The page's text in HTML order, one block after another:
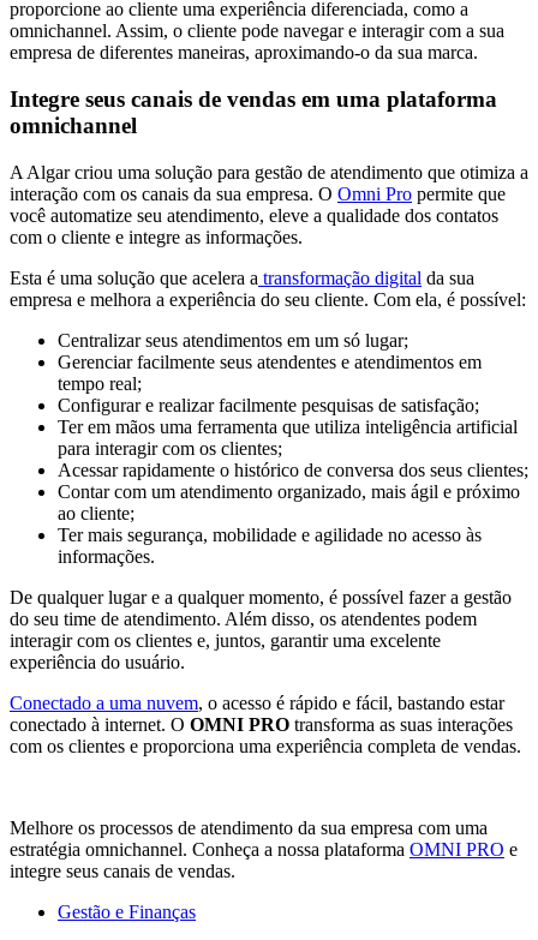
proporcione ao cliente uma experiência diferenciada, como a
omnichannel. Assim, o cliente pode navegar e interagir com a sua
empresa de diferentes maneiras, aproximando-o da sua marca.
Integre seus canais de vendas em uma plataforma
omnichannel
A Algar criou uma solução para gestão de atendimento que otimiza a
interação com os canais da sua empresa. O Omni Pro permite que
você automatize seu atendimento, eleve a qualidade dos contatos
com o cliente e integre as informações.
Esta é uma solução que acelera a transformação digital da sua
empresa e melhora a experiência do seu cliente. Com ela, é possível:
Centralizar seus atendimentos em um só lugar;
Gerenciar facilmente seus atendentes e atendimentos em
tempo real;
Configurar e realizar facilmente pesquisas de satisfação;
Ter em mãos uma ferramenta que utiliza inteligência artificial
para interagir com os clientes;
Acessar rapidamente o histórico de conversa dos seus clientes;
Contar com um atendimento organizado, mais ágil e próximo
ao cliente;
Ter mais segurança, mobilidade e agilidade no acesso às
informações.
De qualquer lugar e a qualquer momento, é possível fazer a gestão
do seu time de atendimento. Além disso, os atendentes podem
interagir com os clientes e, juntos, garantir uma excelente
experiência do usuário.
Conectado a uma nuvem, o acesso é rápido e fácil, bastando estar
conectado à internet. O OMNI PRO transforma as suas interações
com os clientes e proporciona uma experiência completa de vendas.
Melhore os processos de atendimento da sua empresa com uma
estratégia omnichannel. Conheça a nossa plataforma OMNI PRO e
integre seus canais de vendas.
Gestão e Finanças